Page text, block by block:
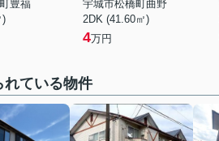
豊福
)
宇城市松橋町曲野
2DK (41.60㎡)
4万円
れている物件